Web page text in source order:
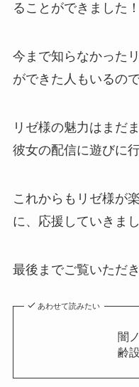
ることができました！
今まで知らなかった
ができた人もいるの
リゼ様の魅力はまだ
彼女の配信に遊びに
これからもリゼ様が
に、応援していきま
最後までご覧いただ
あわせて読みたい
闇
齢